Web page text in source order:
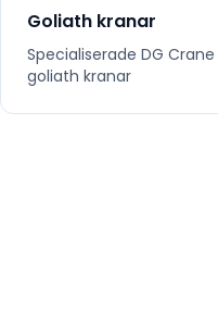
Goliath kranar
Specialiserade DG Crane
goliath kranar